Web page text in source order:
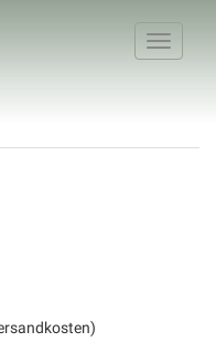
Toggle